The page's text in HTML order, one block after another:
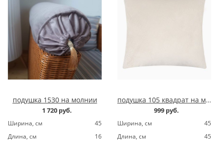
подушка 1530 на молнии
1 720 руб.
Ширина, cм
45
Длина, cм
16
подушка 105 квадрат на молнии
999 руб.
Ширина, cм
45
Длина, cм
45